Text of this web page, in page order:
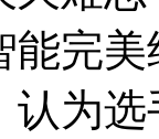
完
认为